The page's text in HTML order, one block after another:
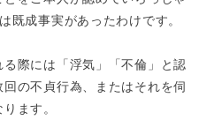
既成事実があったわけです。
際には「浮気」「不倫」と認
の不貞行為、またはそれを伺
ます。